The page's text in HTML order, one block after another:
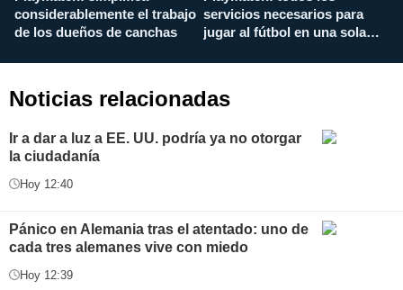
considerablemente el trabajo
de los dueños de canchas
servicios necesarios para
jugar al fútbol en una sola
Noticias relacionadas
Ir a dar a luz a EE. UU. podría ya no otorgar
la ciudadanía
Hoy 12:40
Pánico en Alemania tras el atentado: uno de
cada tres alemanes vive con miedo
Hoy 12:39